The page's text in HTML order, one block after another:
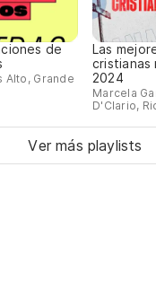
de
Alto, Grande
Las
cristianas
2024
Marcela
D'Clario,
Ver más playlists